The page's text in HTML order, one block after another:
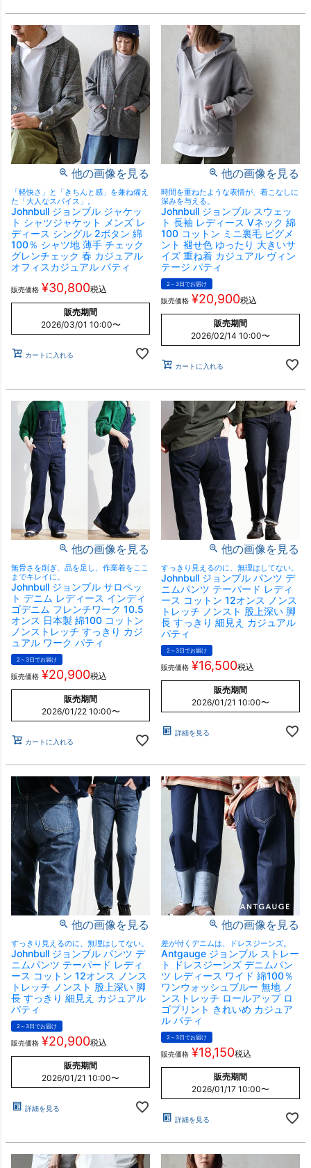
他の画像を見る
「軽快さ」と「きちんと感」を兼ね備え
た「大人なスパイス」。
Johnbull ジョンブル ジャケッ
ト シャツジャケット メンズ レ
ディース シングル 2ボタン 綿
100％ シャツ地 薄手 チェック
グレンチェック 春 カジュアル
オフィスカジュアル パティ
販売価格 ¥30,800税込
販売期間
2026/03/01 10:00〜
カートに入れる
他の画像を見る
時間を重ねたような表情が、着こなしに
深みを与える。
Johnbull ジョンブル スウェッ
ト 長袖 レディース Vネック 綿
100 コットン ミニ裏毛 ピグメ
ント 褪せ色 ゆったり 大きいサ
イズ 重ね着 カジュアル ヴィン
テージ パティ
2～3日でお届け
販売価格 ¥20,900税込
販売期間
2026/02/14 10:00〜
カートに入れる
他の画像を見る
無骨さを削ぎ、品を足し、作業着をここ
までキレイに。
Johnbull ジョンブル サロペッ
ト デニム レディース インディ
ゴデニム フレンチワーク 10.5
オンス 日本製 綿100 コットン
ノンストレッチ すっきり カジ
ュアル ワーク パティ
2～3日でお届け
販売価格 ¥20,900税込
販売期間
2026/01/22 10:00〜
カートに入れる
他の画像を見る
すっきり見えるのに、無理はしてない。
Johnbull ジョンブル パンツ デ
ニムパンツ テーパード レディ
ース コットン 12オンス ノンス
トレッチ ノンスト 股上深い 脚
長 すっきり 細見え カジュアル
パティ
2～3日でお届け
販売価格 ¥16,500税込
販売期間
2026/01/21 10:00〜
詳細を見る
他の画像を見る
すっきり見えるのに、無理はしてない。
Johnbull ジョンブル パンツ デ
ニムパンツ テーパード レディ
ース コットン 12オンス ノンス
トレッチ ノンスト 股上深い 脚
長 すっきり 細見え カジュアル
パティ
2～3日でお届け
販売価格 ¥20,900税込
販売期間
2026/01/21 10:00〜
詳細を見る
他の画像を見る
差が付くデニムは、ドレスジーンズ。
Antgauge ジョンブル ストレー
ト ドレスジーンズ デニムパン
ツ レディース ワイド 綿100％
ワンウォッシュブルー 無地 ノ
ンストレッチ ロールアップ ロ
ゴプリント きれいめ カジュア
ル パティ
2～3日でお届け
販売価格 ¥18,150税込
販売期間
2026/01/17 10:00〜
詳細を見る